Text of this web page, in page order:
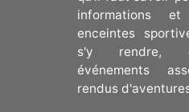
informations
enceintes
s'y rendre,
événements
rendus